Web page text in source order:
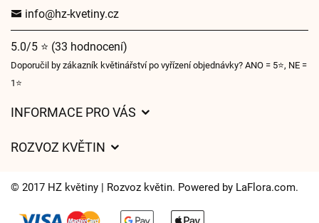
info@hz-kvetiny.cz
5.0/5 ⭐ (33 hodnocení)
Doporučil by zákazník květinářství po vyřízení objednávky? ANO = 5⭐, NE =
1⭐
INFORMACE PRO VÁS
O nás
ROZVOZ KVĚTIN
Kam doručujeme květiny
Cookies
© 2017 HZ květiny | Rozvoz květin. Powered by LaFlora.com.